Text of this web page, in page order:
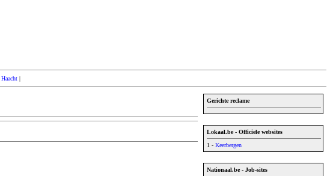
Haacht|
Gerichte reclame
Lokaal.be - Officiele websites
1 - Keerbergen
Nationaal.be - Job-sites